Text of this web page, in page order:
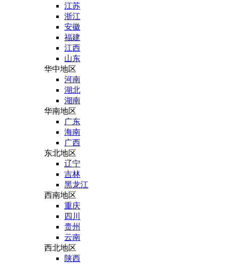
江苏
浙江
安徽
福建
江西
山东
华中地区
河南
湖北
湖南
华南地区
广东
海南
广西
东北地区
辽宁
吉林
黑龙江
西南地区
重庆
四川
贵州
云南
西北地区
陕西